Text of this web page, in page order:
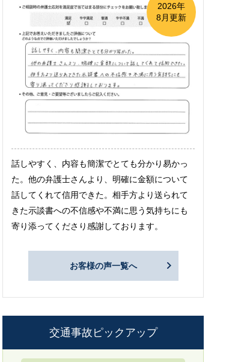
2026年
8月更新
話しやすく、内容も簡潔でとても分かり易かっ
た。他の弁護士さんより、明確に金額について
話してくれて信用できた。相手方より送られて
きた示談書への不信感や不満に思う気持ちにも
寄り添ってくださり感謝しております。
お客様の声一覧へ
交通事故ピックアップ